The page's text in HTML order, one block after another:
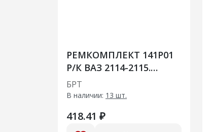
РЕМКОМПЛЕКТ 141Р01
Р/К ВАЗ 2114-2115.
Фартуки задних колес
без креплений
БРТ
В наличии: 13 шт.
418.41 ₽